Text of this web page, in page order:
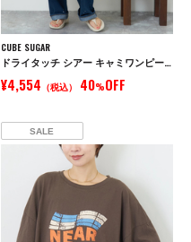
CUBE SUGAR
ドライタッチ シアー キャミワンピース
¥4,554 （税込） 40%OFF
SALE